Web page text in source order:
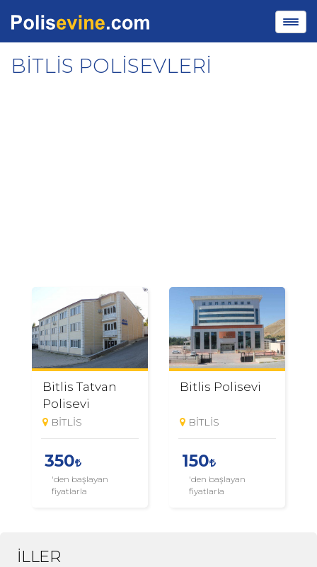
BİTLİS POLİSEVLERİ
Bitlis Tatvan
Polisevi
BİTLİS
350
'den başlayan
fiyatlarla
Bitlis Polisevi
BİTLİS
150
'den başlayan
fiyatlarla
İLLER